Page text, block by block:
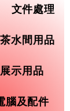
文件處理
茶水間用品
展示用品
腦及配件